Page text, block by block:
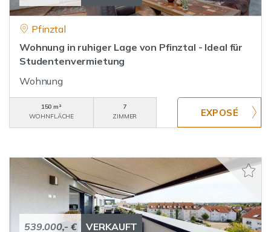
Pfinztal
Wohnung in ruhiger Lage von Pfinztal - Ideal für
Studentenvermietung
Wohnung
150 m²
WOHNFLÄCHE
7
ZIMMER
539.000,- € VERKAUFT